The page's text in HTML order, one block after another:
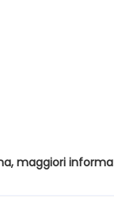
maggiori